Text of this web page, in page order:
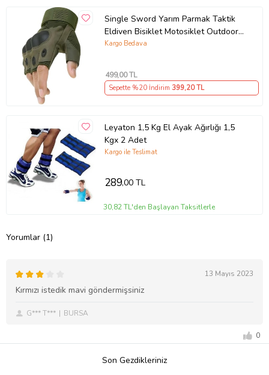
Single Sword Yarım Parmak Taktik
Eldiven Bisiklet Motosiklet Outdoor
Eldiven XL//HAKİ
Kargo Bedava
499,00 TL
Sepette %20 İndirim 399,20 TL
Leyaton 1,5 Kg El Ayak Ağırlığı 1,5
Kgx 2 Adet
Kargo ile Teslimat
289,00 TL
30,82 TL'den Başlayan Taksitlerle
Yorumlar (1)
13 Mayıs 2023
Kırmızı istedik mavi göndermişsiniz
G*** T*** BURSA
0
Son Gezdikleriniz